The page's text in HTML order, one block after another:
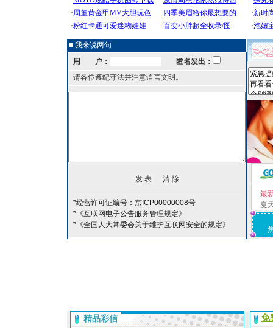
■ 我来说两句
用 户：
匿名发出：
请各位遵纪守法并注意语言文明。
*经营许可证编号：京ICP00000008号
*《互联网电子公告服务管理规定》
*《全国人大常委会关于维护互联网安全的规定》
最
夏